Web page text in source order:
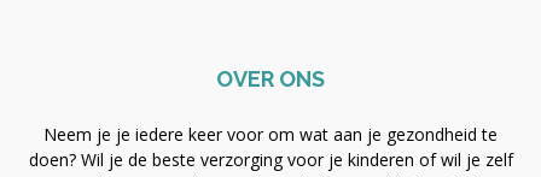
OVER ONS
Neem je je iedere keer voor om wat aan je gezondheid te
doen? Wil je de beste verzorging voor je kinderen of wil je zelf